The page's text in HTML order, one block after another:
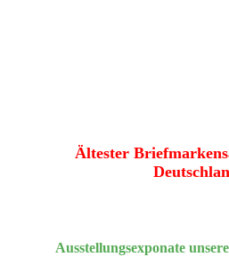
Ältester
Ausstellungsexponate